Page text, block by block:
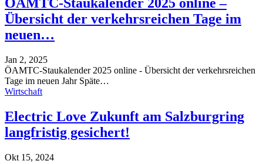
ÖAMTC-Staukalender 2025 online –
Übersicht der verkehrsreichen Tage im
neuen…
Jan 2, 2025
ÖAMTC-Staukalender 2025 online - Übersicht der verkehrsreichen
Tage im neuen Jahr Späte…
Wirtschaft
Electric Love Zukunft am Salzburgring
langfristig gesichert!
Okt 15, 2024